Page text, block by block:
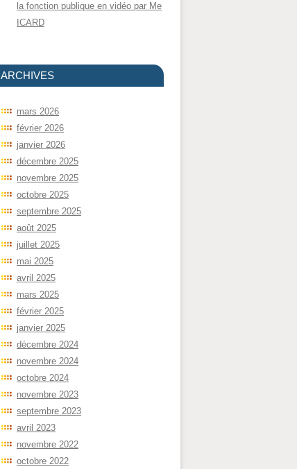
la fonction publique en vidéo par Me
ICARD
ARCHIVES
mars 2026
février 2026
janvier 2026
décembre 2025
novembre 2025
octobre 2025
septembre 2025
août 2025
juillet 2025
mai 2025
avril 2025
mars 2025
février 2025
janvier 2025
décembre 2024
novembre 2024
octobre 2024
novembre 2023
septembre 2023
avril 2023
novembre 2022
octobre 2022